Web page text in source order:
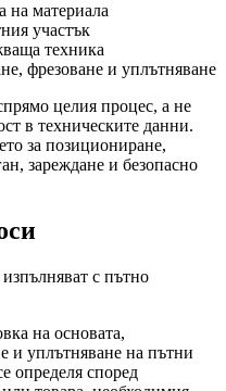
на материала
участък
техника
фрезоване и уплътняване
целия процес, а не
в техническите данни.
за позициониране,
зареждане и безопасно
с пътно
на основата,
и уплътняване на пътни
определя според